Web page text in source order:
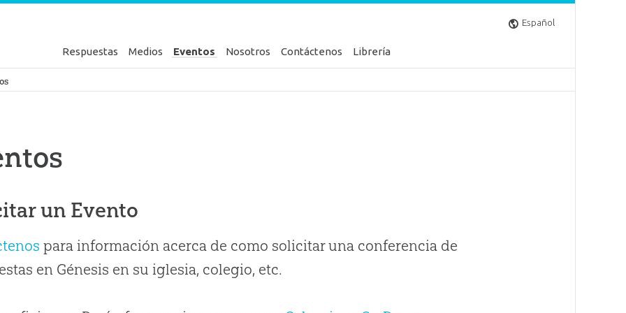
Español
Respuestas Medios Eventos Nosotros Contáctenos Librería
Génesis
un Evento
para información acerca de como solicitar una conferencia de
en Génesis en su iglesia, colegio, etc.